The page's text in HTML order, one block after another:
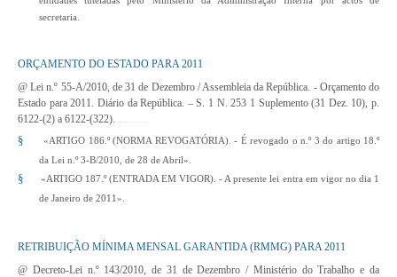
secretaria.
ORÇAMENTO DO ESTADO PARA 2011
@ Lei n.º 55-A/2010, de 31 de Dezembro/ Assembleia da República. - Orçamento do
Estado para 2011. Diário da República. – S. 1 N. 253 1 Suplemento (31 Dez. 10), p.
6122-(2) a 6122-(322).
§
«ARTIGO 186.º (NORMA REVOGATÓRIA). - É revogado o n.º 3 do artigo 18.º
da Lei n.º 3-B/2010, de 28 de Abril».
§
«ARTIGO 187.º (ENTRADA EM VIGOR). - A presente lei entra em vigor no dia 1
de Janeiro de 2011».
RETRIBUIÇÃO MÍNIMA MENSAL GARANTIDA (RMMG) PARA 2011
@ Decreto-Lei n.º 143/2010, de 31 de Dezembro / Ministério do Trabalho e da